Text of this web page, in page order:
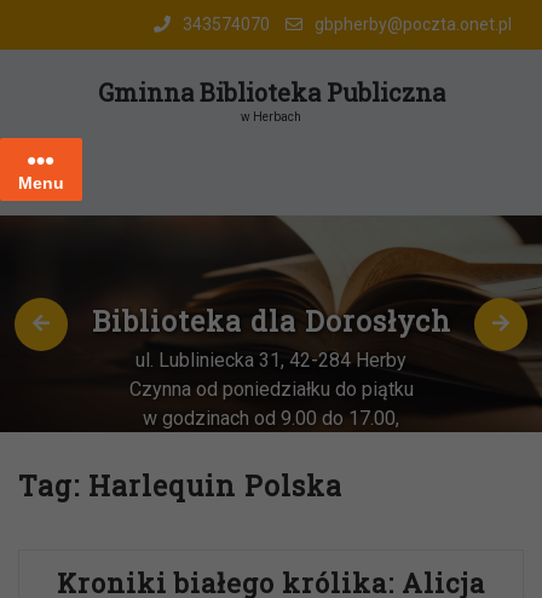
343574070 gbpherby@poczta.onet.pl
Gminna Biblioteka Publiczna
w Herbach
Menu
Biblioteka dla Dorosłych
ul. Lubliniecka 31, 42-284 Herby
Czynna od poniedziałku do piątku
w godzinach od 9.00 do 17.00,
w godz. 9:00-13:00
Tag: Harlequin Polska
Kroniki białego królika: Alicja